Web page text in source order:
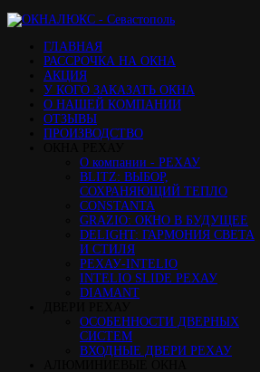
ГЛАВНАЯ
РАССРОЧКА НА ОКНА
АКЦИЯ
У КОГО ЗАКАЗАТЬ ОКНА
О НАШЕЙ КОМПАНИИ
ОТЗЫВЫ
ПРОИЗВОДСТВО
О компании - РЕХАУ
BLITZ: ВЫБОР,
СОХРАНЯЮЩИЙ ТЕПЛО
CONSTANTA
GRAZIO: ОКНО В БУДУЩЕЕ
DELIGHT: ГАРМОНИЯ СВЕТА
И СТИЛЯ
РЕХАУ-INTELIO
INTELIO SLIDE РЕХАУ
DIAMANT
ОСОБЕННОСТИ ДВЕРНЫХ
СИСТЕМ
ВХОДНЫЕ ДВЕРИ РЕХАУ